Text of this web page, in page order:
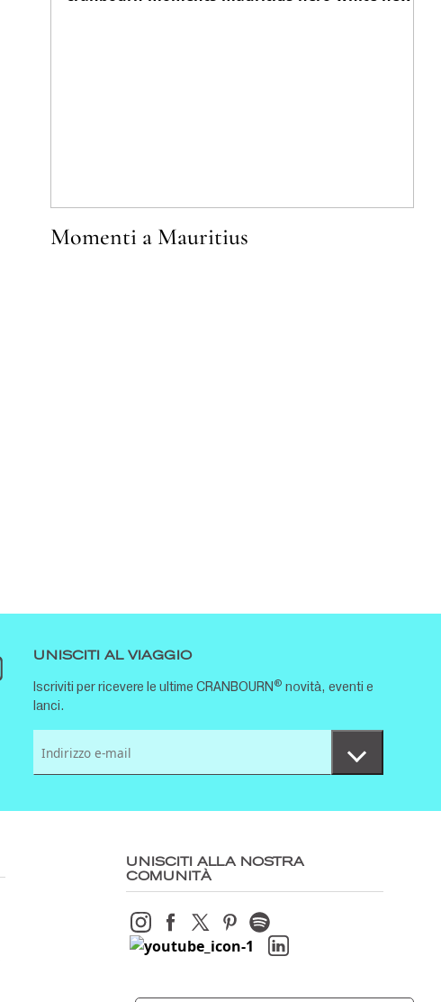
Momenti a Mauritius
UNISCITI AL VIAGGIO
Iscriviti per ricevere le ultime CRANBOURN ® novità, eventi e
lanci.
UNISCITI ALLA NOSTRA
COMUNITÀ